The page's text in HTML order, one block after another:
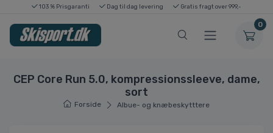
103 % Prisgaranti Dag til dag levering Gratis fragt over 999,-
0
CEP Core Run 5.0, kompressionssleeve, dame,
sort
Forside Albue- og knæbeskytttere